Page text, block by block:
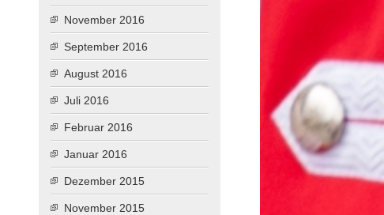
November 2016
September 2016
August 2016
Juli 2016
Februar 2016
Januar 2016
Dezember 2015
November 2015